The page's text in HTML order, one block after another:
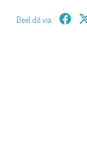
Deel dit via: